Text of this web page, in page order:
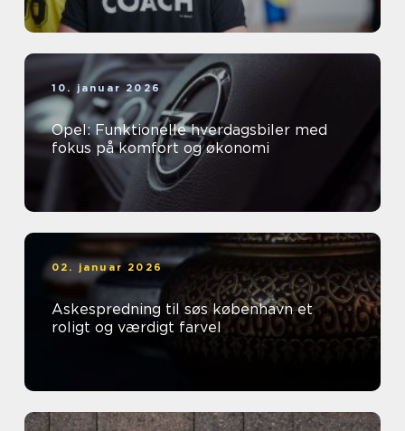
10. januar 2026
Opel: Funktionelle hverdagsbiler med
fokus på komfort og økonomi
02. januar 2026
Askespredning til søs københavn et
roligt og værdigt farvel